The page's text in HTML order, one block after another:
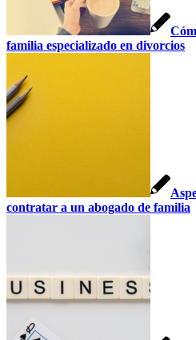
familia especializado en divorcios
contratar a un abogado de familia